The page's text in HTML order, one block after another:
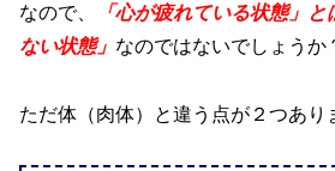
なので、
「心が疲れている状態」
ない状態」 なのではないでしょうか
ただ体（肉体）と違う点が２つあり